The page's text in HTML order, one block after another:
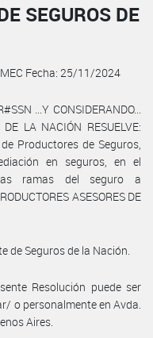
SEGUROS DE
Fecha: 25/11/2024
...Y CONSIDERANDO...
LA NACIÓN RESUELVE:
Productores de Seguros,
en seguros, en el
ramas del seguro a
ASESORES DE
de Seguros de la Nación.
Resolución puede ser
o personalmente en Avda.
Aires.